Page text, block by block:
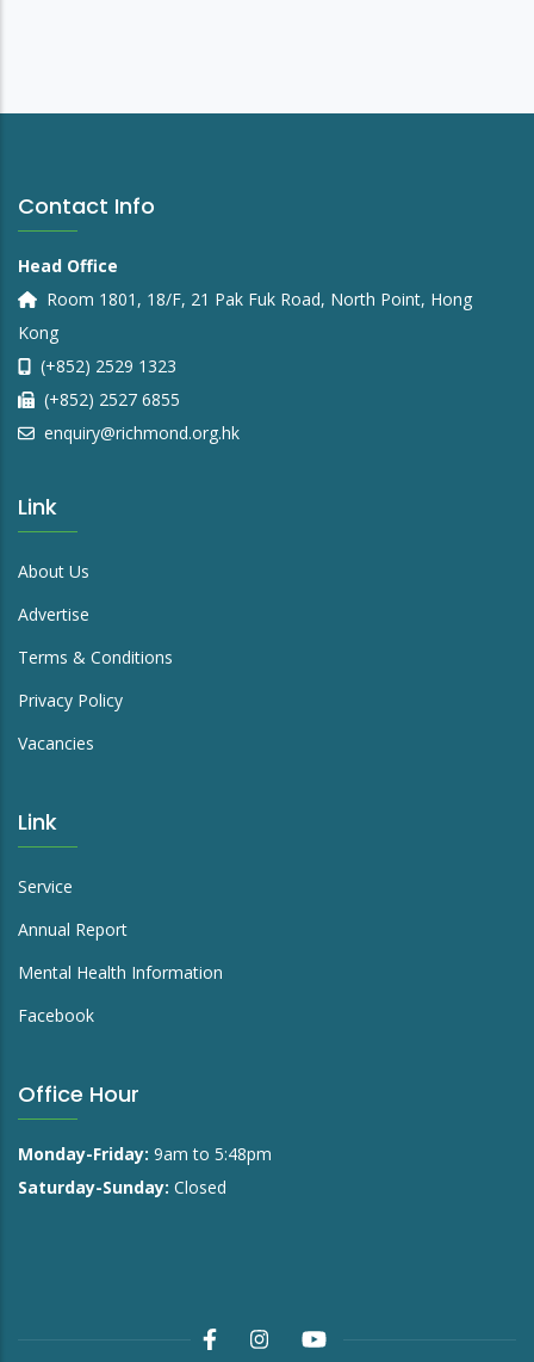
Contact Info
Head Office
Room 1801, 18/F, 21 Pak Fuk Road, North Point, Hong
Kong
(+852) 2529 1323
(+852) 2527 6855
enquiry@richmond.org.hk
Link
About Us
Advertise
Terms & Conditions
Privacy Policy
Vacancies
Link
Service
Annual Report
Mental Health Information
Facebook
Office Hour
Monday-Friday: 9am to 5:48pm
Saturday-Sunday: Closed